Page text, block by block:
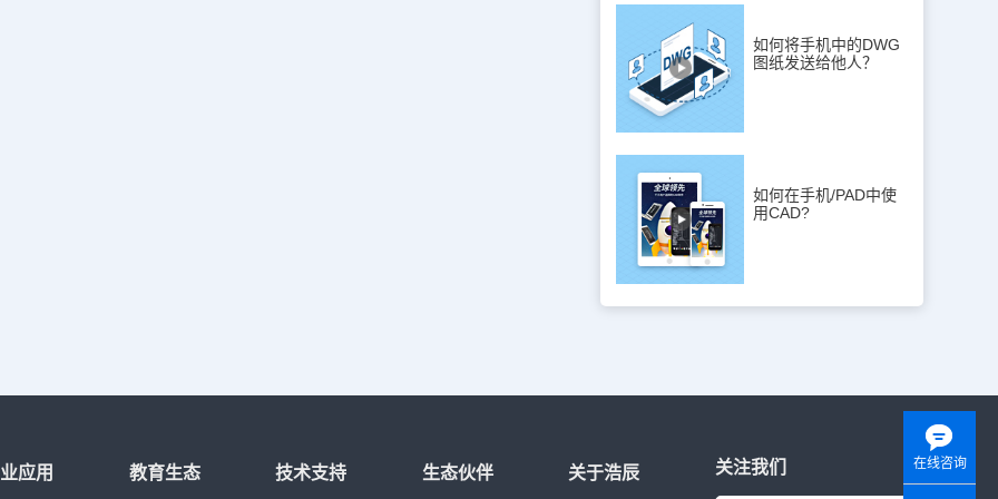
如何将手机中的DWG
图纸发送给他人？
如何在手机/PAD中使
用CAD?
应用 教育生态 技术支持 生态伙伴 关于浩辰 关注我们 在线咨询